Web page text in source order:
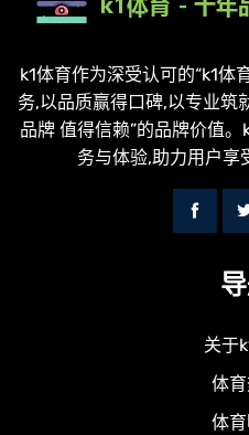
k1体育作为深受认可的“k1体
务,以品质赢得口碑,以专业筑
品牌 值得信赖”的品牌价值
务与体验,助力用户享
关于
体
体